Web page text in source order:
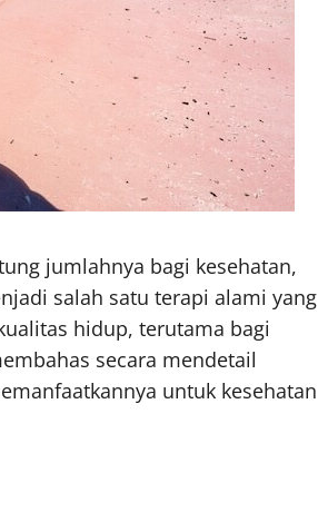
jumlahnya bagi kesehatan,
salah satu terapi alami yang
hidup, terutama bagi
secara mendetail
untuk kesehatan